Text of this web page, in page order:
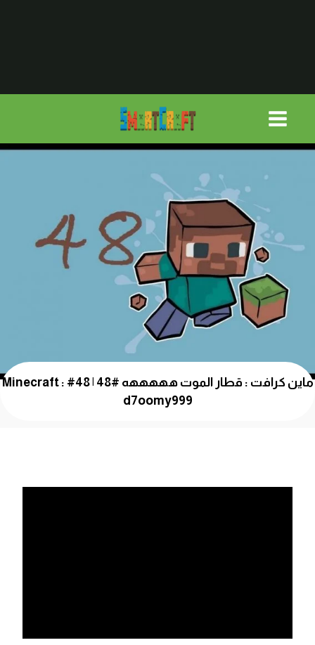
ماين كرافت : قطار الموت هههههه #48 | 48# Minecraft :
d7oomy999